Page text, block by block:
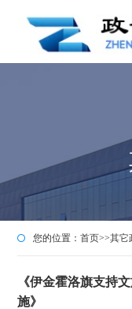
您的位置：首页>>其它
《伊金霍洛旗支持
施》